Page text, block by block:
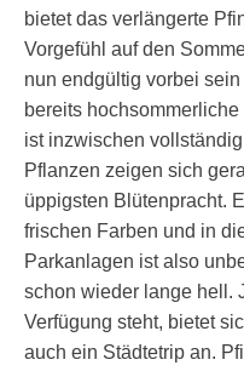
bietet das verlängerte
Vorgefühl auf den
nun endgültig vorbei
bereits
ist inzwischen
Pflanzen zeigen sich
üppigsten Blütenpracht.
frischen Farben und in
Parkanlagen ist also
schon wieder lange hell.
Verfügung steht, bietet
auch ein Städtetrip an.